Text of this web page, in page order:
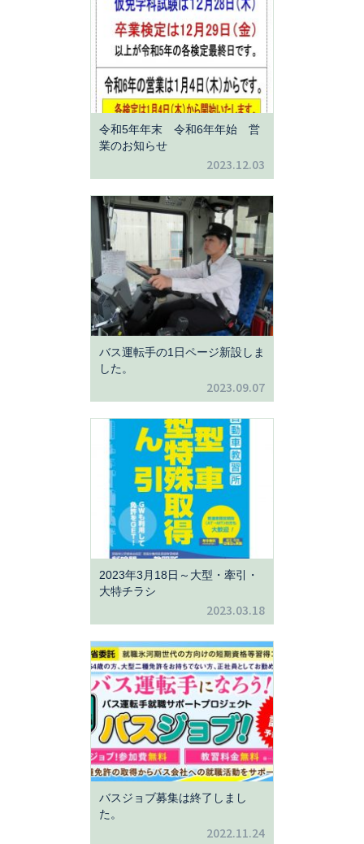
令和5年年末 令和6年年始 営
業のお知らせ
2023.12.03
バス運転手の1日ページ新設しま
した。
2023.09.07
2023年3月18日～大型・牽引・
大特チラシ
2023.03.18
バスジョブ募集は終了しまし
た。
2022.11.24